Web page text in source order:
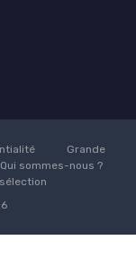
Grande
Qui sommes-nous ?